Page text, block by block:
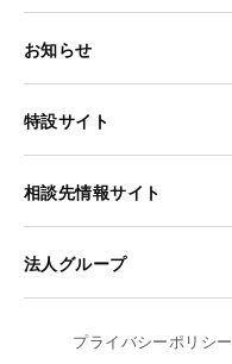
お知らせ
特設サイト
相談先情報サイト
法人グループ
プライバシーポリシー